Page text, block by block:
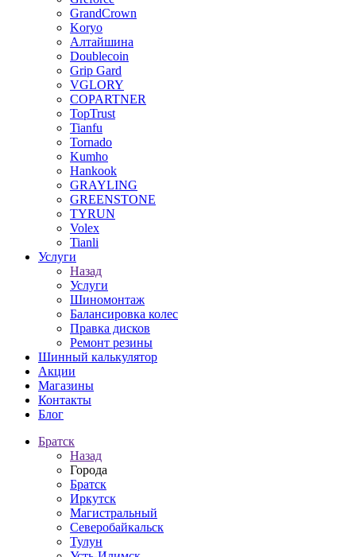
GrandCrown
Koryo
Алтайшина
Doublecoin
Grip Gard
VGLORY
COPARTNER
TopTrust
Tianfu
Tornado
Kumho
Hankook
GRAYLING
GREENSTONE
TYRUN
Volex
Tianli
Услуги
Назад
Услуги
Шиномонтаж
Балансировка колес
Правка дисков
Ремонт резины
Шинный калькулятор
Акции
Магазины
Контакты
Блог
Братск
Назад
Города
Братск
Иркутск
Магистральный
Северобайкальск
Тулун